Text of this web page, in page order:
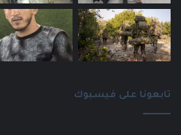
تابعونا على فيسبوك